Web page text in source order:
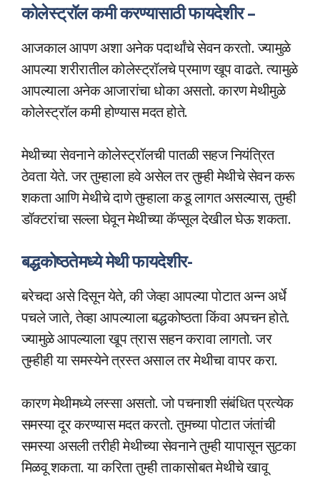
कोलेस्ट्रॉल कमी करण्यासाठी फायदेशीर –
आजकाल आपण अशा अनेक पदार्थांचे सेवन करतो. ज्यामुळे
आपल्या शरीरातील कोलेस्ट्रॉलचे प्रमाण खूप वाढते. त्यामुळे
आपल्याला अनेक आजारांचा धोका असतो. कारण मेथीमुळे
कोलेस्ट्रॉल कमी होण्यास मदत होते.
मेथीच्या सेवनाने कोलेस्ट्रॉलची पातळी सहज नियंत्रित
ठेवता येते. जर तुम्हाला हवे असेल तर तुम्ही मेथीचे सेवन करू
शकता आणि मेथीचे दाणे तुम्हाला कडू लागत असल्यास, तुम्ही
डॉक्टरांचा सल्ला घेवून मेथीच्या कॅप्सूल देखील घेऊ शकता.
बद्धकोष्ठतेमध्ये मेथी फायदेशीर-
बरेचदा असे दिसून येते, की जेव्हा आपल्या पोटात अन्न अर्धे
पचले जाते, तेव्हा आपल्याला बद्धकोष्ठता किंवा अपचन होते.
ज्यामुळे आपल्याला खूप त्रास सहन करावा लागतो. जर
तुम्हीही या समस्येने त्रस्त असाल तर मेथीचा वापर करा.
कारण मेथीमध्ये लस्सा असतो. जो पचनाशी संबंधित प्रत्येक
समस्या दूर करण्यास मदत करतो. तुमच्या पोटात जंतांची
समस्या असली तरीही मेथीच्या सेवनाने तुम्ही यापासून सुटका
मिळवू शकता. या करिता तुम्ही ताकासोबत मेथीचे खावू